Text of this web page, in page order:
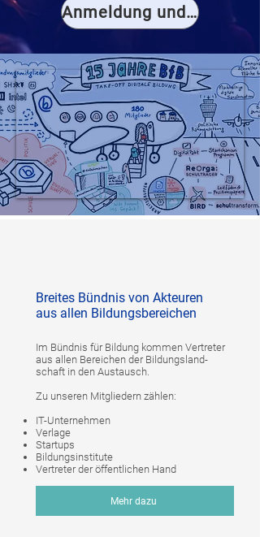
Anmeldung und Rückblick
Breites Bündnis von Akteuren
aus allen Bildungsbereichen
Im Bündnis für Bildung kommen Vertreter
aus allen Bereichen der Bildungsland-
schaft in den Austausch.
Zu unseren Mitgliedern zählen:
IT-Unternehmen
Verlage
Startups
Bildungsinstitute
Vertreter der öffentlichen Hand
Mehr dazu